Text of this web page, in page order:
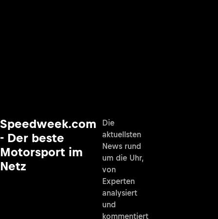
Speedweek.com
- Der beste
Motorsport im
Netz
Die
aktuellsten
News rund
um die Uhr,
von
Experten
analysiert
und
kommentiert